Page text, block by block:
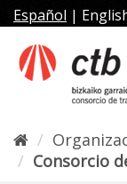
al
contenido
Español |
Consorcio